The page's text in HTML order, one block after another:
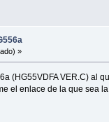
»
(HG55VDFA VER.C) al
el enlace de la que sea